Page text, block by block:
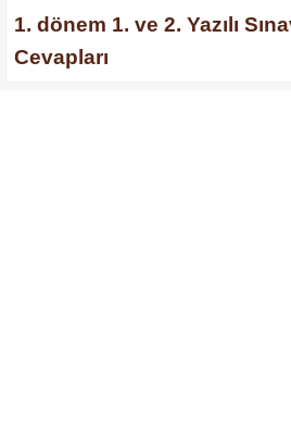
1. dönem 1. ve 2. Yazılı
Cevapları